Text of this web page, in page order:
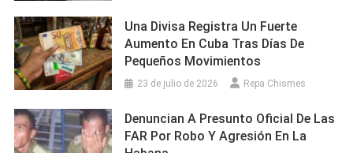
Una Divisa Registra Un Fuerte
Aumento En Cuba Tras Días De
Pequeños Movimientos
23 de julio de 2026 Repa Chismes
Denuncian A Presunto Oficial De Las
FAR Por Robo Y Agresión En La